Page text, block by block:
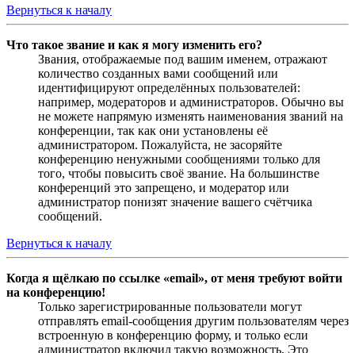
Вернуться к началу
Что такое звание и как я могу изменить его?
Звания, отображаемые под вашим именем, отражают
количество созданных вами сообщений или
идентифицируют определённых пользователей:
например, модераторов и администраторов. Обычно вы
не можете напрямую изменять наименования званий на
конференции, так как они установлены её
администратором. Пожалуйста, не засоряйте
конференцию ненужными сообщениями только для
того, чтобы повысить своё звание. На большинстве
конференций это запрещено, и модератор или
администратор понизят значение вашего счётчика
сообщений.
Вернуться к началу
Когда я щёлкаю по ссылке «email», от меня требуют войти
на конференцию!
Только зарегистрированные пользователи могут
отправлять email-сообщения другим пользователям через
встроенную в конференцию форму, и только если
администратор включил такую возможность. Это